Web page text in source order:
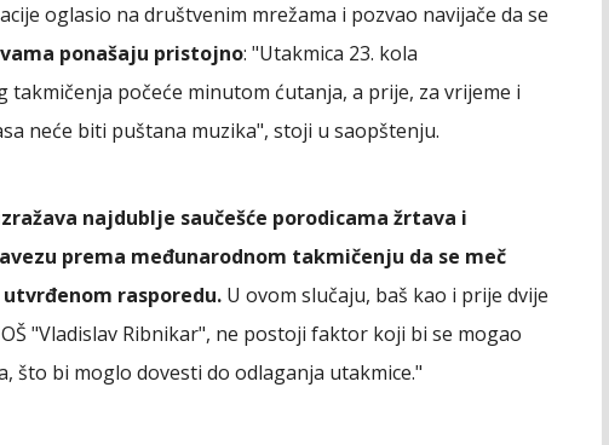
oglasio na društvenim mrežama i pozvao navijače da se
ponašaju pristojno: "Utakmica 23. kola
počeće minutom ćutanja, a prije, za vrijeme i
neće biti puštana muzika", stoji u saopštenju.
najdublje saučešće porodicama žrtava i
prema međunarodnom takmičenju da se meč
rasporedu. U ovom slučaju, baš kao i prije dvije
"Vladislav Ribnikar", ne postoji faktor koji bi se mogao
što bi moglo dovesti do odlaganja utakmice."